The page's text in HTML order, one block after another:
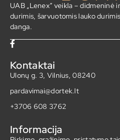
UAB „Lenex” veikla – didmeninė
durimis, šarvuotomis lauko
danga.
Kontaktai
Ulonų g. 3, Vilnius, 08240
pardavimai@dortek.lt
+3706 608 3762
Informacija